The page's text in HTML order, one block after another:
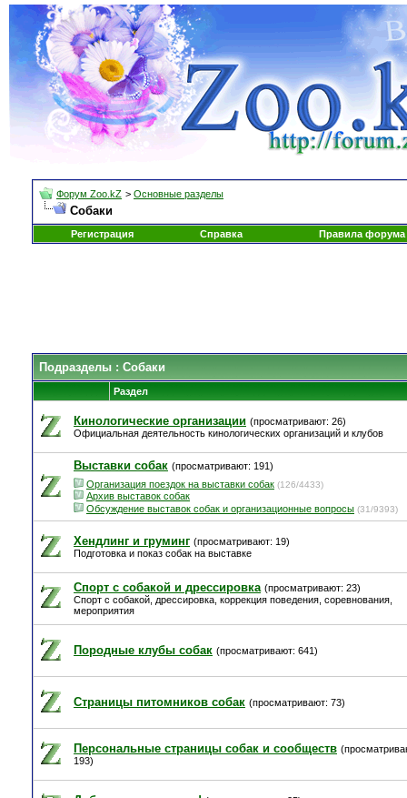
Форум Zoo.kZ > Основные разделы
Собаки
Регистрация Справка Правила форума
Подразделы : Собаки
Раздел
Кинологические организации (просматривают: 26)
Официальная деятельность кинологических организаций и клубов
Выставки собак (просматривают: 191)
Организация поездок на выставки собак (126/4433)
Архив выставок собак
Обсуждение выставок собак и организационные вопросы (31/9393)
Хендлинг и груминг (просматривают: 19)
Подготовка и показ собак на выставке
Спорт с собакой и дрессировка (просматривают: 23)
Спорт с собакой, дрессировка, коррекция поведения, соревнования,
мероприятия
Породные клубы собак (просматривают: 641)
Страницы питомников собак (просматривают: 73)
Персональные страницы собак и сообществ
193)